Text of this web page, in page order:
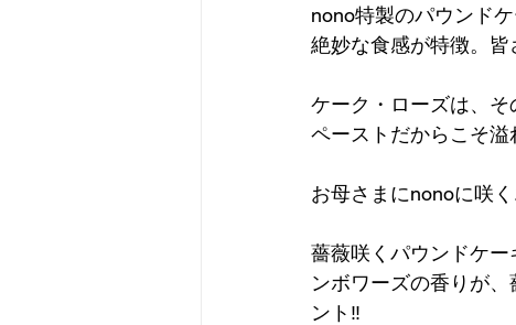
nono特製のパウンド
絶妙な食感が特徴。皆
ケーク・ローズは、
ペーストだからこそ溢
お母さまにnonoに咲
薔薇咲くパウンドケ
ンボワーズの香りが
ント‼️